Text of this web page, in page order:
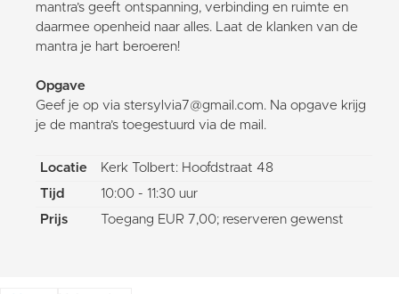
mantra’s geeft ontspanning, verbinding en ruimte en
daarmee openheid naar alles. Laat de klanken van de
mantra je hart beroeren!
Opgave
Geef je op via stersylvia7@gmail.com. Na opgave krijg
je de mantra’s toegestuurd via de mail.
Locatie
Kerk Tolbert: Hoofdstraat 48
Tijd
10:00 - 11:30 uur
Prijs
Toegang EUR 7,00; reserveren gewenst